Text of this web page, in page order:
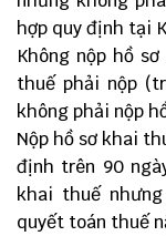
hợp quy định tại
Không nộp hồ
thuế phải nộp
không phải nộp
Nộp hồ sơ khai
định trên 90
khai thuế
quyết toán thuế